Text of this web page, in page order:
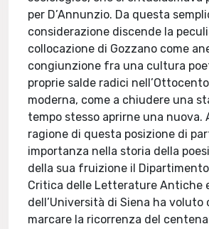
per D’Annunzio. Da questa
considerazione discende la
collocazione di Gozzano come
congiunzione fra una cultura
proprie salde radici
moderna, come a chiudere una
tempo stesso aprirne una nuova.
ragione di questa posizione di
importanza nella storia della
della sua fruizione il
Critica delle Letterature Antiche
dell’Università di Siena ha voluto
marcare la ricorrenza del